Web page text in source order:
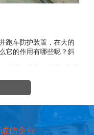
跑车防护装置，在大的
它的作用有哪些呢？斜
信企业